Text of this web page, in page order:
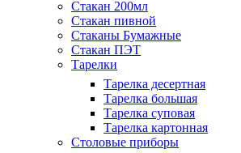
Стакан 200мл
Стакан пивной
Стаканы Бумажные
Стакан ПЭТ
Тарелки
Тарелка десертная
Тарелка большая
Тарелка суповая
Тарелка картонная
Столовые приборы